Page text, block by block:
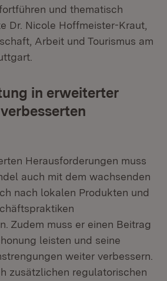
und thematisch
Dr. Nicole Hoffmeister-Kraut,
Arbeit und Tourismus am
in erweiterter
Herausforderungen muss
auch mit dem wachsenden
nach lokalen Produkten und
Zudem muss er einen Beitrag
leisten und seine
weiter verbessern.
zusätzlichen regulatorischen